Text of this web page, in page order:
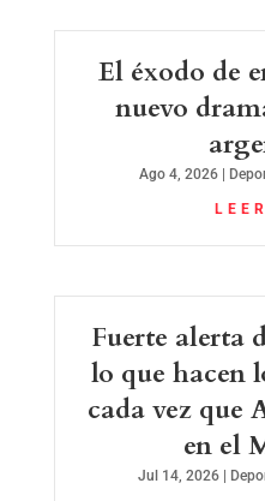
El éxodo de
nuevo
Ago 4, 2026|
Fuerte alerta
lo que hacen
cada vez que
en el
Jul 14, 2026|